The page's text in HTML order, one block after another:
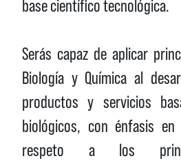
base científico tecnológica.
Serás capaz de aplicar
Biología y Química al
productos y servicios
biológicos, con énfasis
respeto a los